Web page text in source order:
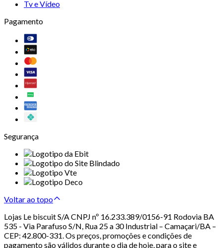
Tv e Vídeo
Pagamento
Segurança
Voltar ao topo
Lojas Le biscuit S/A CNPJ nº 16.233.389/0156-91 Rodovia BA
535 - Via Parafuso S/N, Rua 25 a 30 Industrial – Camaçari/BA –
CEP: 42.800-331. Os preços, promoções e condições de
pagamento são válidos durante o dia de hoje, para o site e